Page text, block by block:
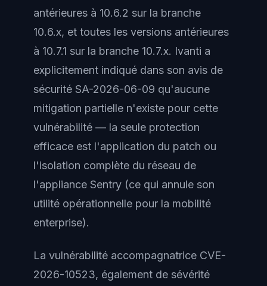
antérieures à 10.6.2 sur la branche
10.6.x, et toutes les versions antérieures
à 10.7.1 sur la branche 10.7.x. Ivanti a
explicitement indiqué dans son avis de
sécurité SA-2026-06-09 qu'aucune
mitigation partielle n'existe pour cette
vulnérabilité — la seule protection
efficace est l'application du patch ou
l'isolation complète du réseau de
l'appliance Sentry (ce qui annule son
utilité opérationnelle pour la mobilité
enterprise).
La vulnérabilité accompagnatrice CVE-
2026-10523, également de sévérité